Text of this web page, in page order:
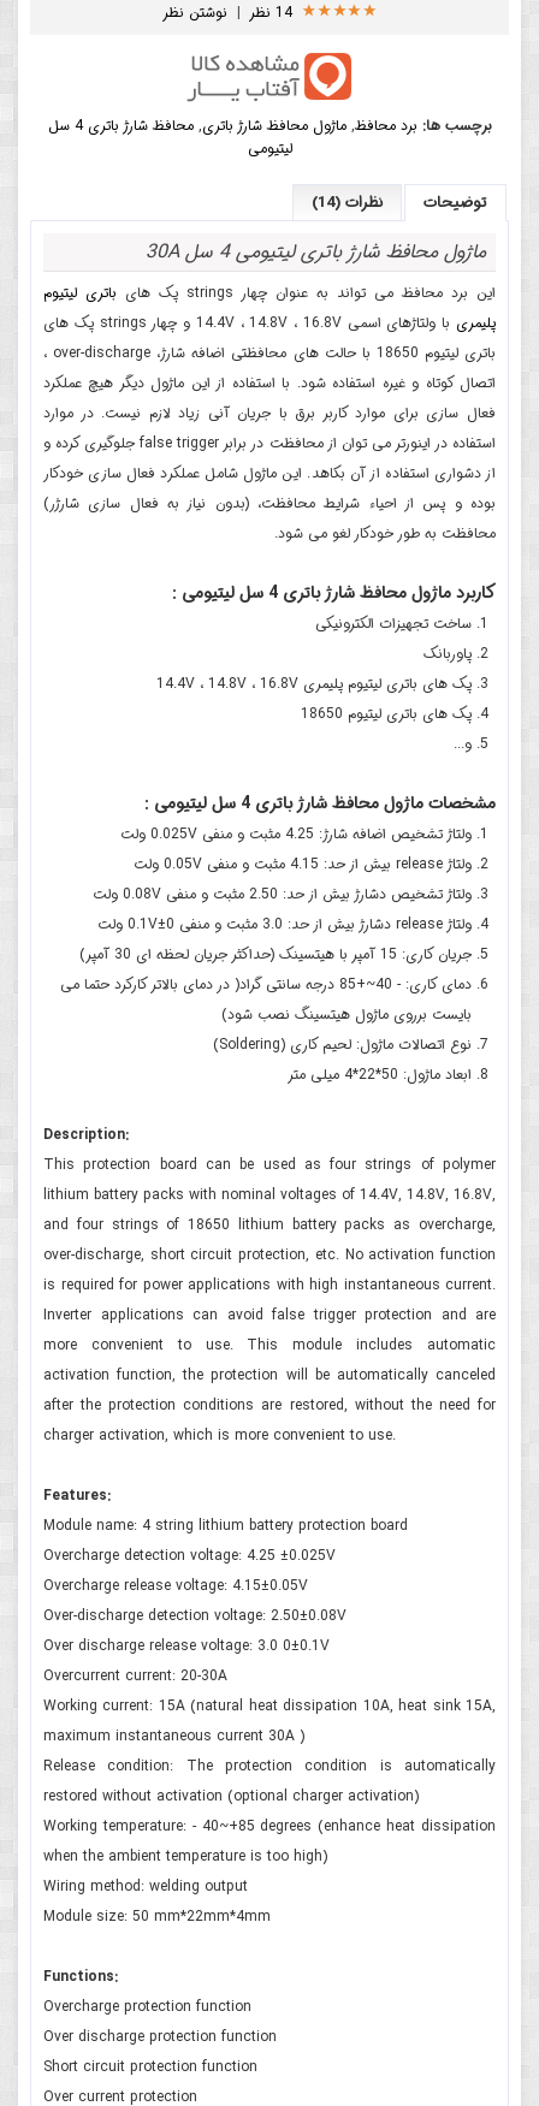
14 نظر | نوشتن نظر
برچسب ها: برد محافظ,ماژول محافظ شارژ باتری,
محافظ شارژ باتری 4 سل
لیتیومی
توضیحات نظرات (14)
ماژول محافظ شارژ باتری لیتیومی 4 سل 30A
این برد محافظ می تواند به عنوان چهار strings پک های
باتری لیتیوم
پلیمری
با ولتاژهای اسمی 14.4V ، 14.8V ، 16.8V و چهار strings پک های
باتری لیتیوم 18650 با حالت های محافظتی اضافه شارژ، over-discharge ،
اتصال کوتاه و غیره استفاده شود. با استفاده از این ماژول دیگر هیچ عملکرد
فعال سازی برای موارد کاربر برق با جریان آنی زیاد لازم نیست. در موارد
استفاده در اینورتر می توان از محافظت در برابر false trigger جلوگیری کرده و
از دشواری استفاده از آن بکاهد. این ماژول شامل عملکرد فعال سازی خودکار
بوده و پس از احیاء شرایط محافظت، (بدون نیاز به فعال سازی شارژر)
محافظت به طور خودکار لغو می شود.
کاربرد ماژول محافظ شارژ باتری 4 سل لیتیومی :
ساخت تجهیزات الکترونیکی
پاوربانک
پک های باتری لیتیوم پلیمری 14.4V ، 14.8V ، 16.8V
پک های باتری لیتیوم 18650
و...
مشخصات ماژول محافظ شارژ باتری 4 سل لیتیومی :
ولتاژ تشخیص اضافه شارژ: 4.25 مثبت و منفی 0.025V ولت
ولتاژ release بیش از حد: 4.15 مثبت و منفی 0.05V ولت
ولتاژ تشخیص دشارژ بیش از حد: 2.50 مثبت و منفی 0.08V ولت
ولتاژ release دشارژ بیش از حد: 3.0 مثبت و منفی 0±0.1V ولت
جریان کاری: 15 آمپر با هیتسینک (حداکثر جریان لحظه ای 30 آمپر)
دمای کاری: - 40~+85 درجه سانتی گراد( در دمای بالاتر کارکرد حتما می
بایست برروی ماژول هیتسینگ نصب شود)
نوع اتصالات ماژول: لحیم کاری (Soldering)
ابعاد ماژول: 50*22*4 میلی متر
Description:
This protection board can be used as four strings of polymer
lithium battery packs with nominal voltages of 14.4V, 14.8V, 16.8V,
and four strings of 18650 lithium battery packs as overcharge,
over-discharge, short circuit protection, etc. No activation function
is required for power applications with high instantaneous current.
Inverter applications can avoid false trigger protection and are
more convenient to use. This module includes automatic
activation function, the protection will be automatically canceled
after the protection conditions are restored, without the need for
charger activation, which is more convenient to use.
Features:
Module name: 4 string lithium battery protection board
Overcharge detection voltage: 4.25 ±0.025V
Overcharge release voltage: 4.15±0.05V
Over-discharge detection voltage: 2.50±0.08V
Over discharge release voltage: 3.0 0±0.1V
Overcurrent current: 20-30A
Working current: 15A (natural heat dissipation 10A, heat sink 15A,
maximum instantaneous current 30A )
Release condition: The protection condition is automatically
restored without activation (optional charger activation)
Working temperature: - 40~+85 degrees (enhance heat dissipation
when the ambient temperature is too high)
Wiring method: welding output
Module size: 50 mm*22mm*4mm
Functions:
Overcharge protection function
Over discharge protection function
Short circuit protection function
Over current protection